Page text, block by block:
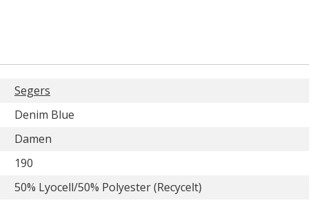
Segers
Denim Blue
Damen
190
50% Lyocell/50% Polyester (Recycelt)